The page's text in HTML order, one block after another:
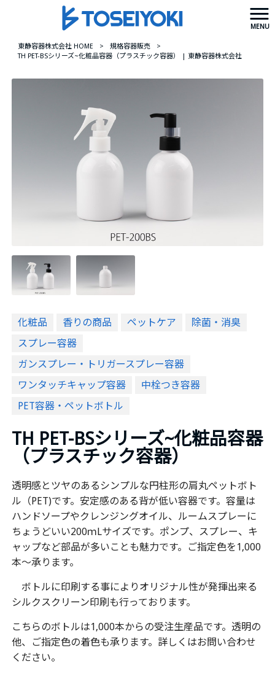
MENU
東静容器株式会社 HOME > 規格容器販売
>
TH PET-BSシリーズ~化粧品容器（プラスチック容器） | 東静容器株式会社
化粧品 香りの商品 ペットケア
除菌・消臭
スプレー容器
ガンスプレー・トリガースプレー容器
ワンタッチキャップ容器
中栓つき容器
PET容器・ペットボトル
TH PET-BSシリーズ~化粧品容器
（プラスチック容器）
透明感とツヤのあるシンプルな円柱形の肩丸ペットボト
ル（PET)です。安定感のある背が低い容器です。容量は
ハンドソープやクレンジングオイル、ルームスプレーに
ちょうどいい200ｍLサイズです。ポンプ、スプレー、キ
ャップなど部品が多いことも魅力です。ご指定色を1,000
本～承ります。
ボトルに印刷する事によりオリジナル性が発揮出来る
シルクスクリーン印刷も行っております。
こちらのボトルは1,000本からの受注生産品です。透明の
他、ご指定色の着色も承ります。詳しくはお問い合わせ
ください。